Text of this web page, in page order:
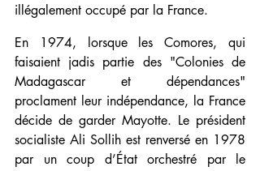
illégalement occupé par la France.
En 1974, lorsque les Comores, qui
faisaient jadis partie des "Colonies de
Madagascar et dépendances"
proclament leur indépendance, la France
décide de garder Mayotte. Le président
socialiste Ali Sollih est renversé en 1978
par un coup d’État orchestré par le